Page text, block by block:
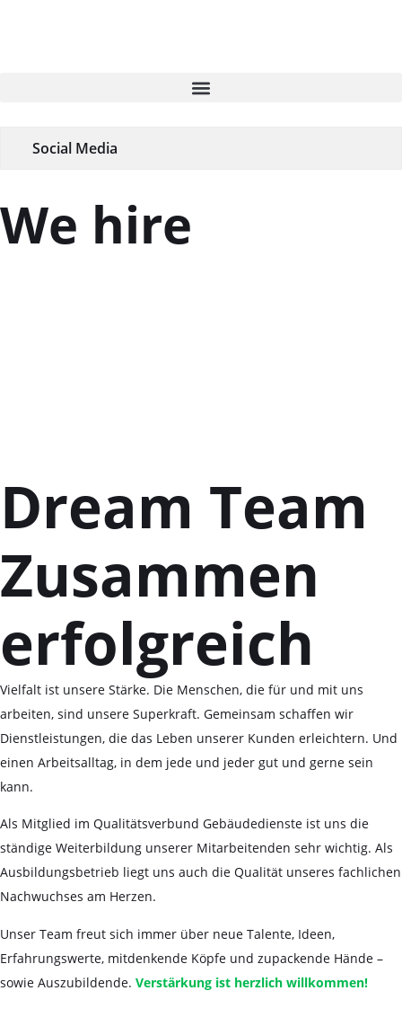
Social Media
We hire
Dream Team
Zusammen
erfolgreich
Vielfalt ist unsere Stärke. Die Menschen, die für und mit uns
arbeiten, sind unsere Superkraft. Gemeinsam schaffen wir
Dienstleistungen, die das Leben unserer Kunden erleichtern. Und
einen Arbeitsalltag, in dem jede und jeder gut und gerne sein
kann.
Als Mitglied im Qualitätsverbund Gebäudedienste ist uns die
ständige Weiterbildung unserer Mitarbeitenden sehr wichtig. Als
Ausbildungsbetrieb liegt uns auch die Qualität unseres fachlichen
Nachwuchses am Herzen.
Unser Team freut sich immer über neue Talente, Ideen,
Erfahrungswerte, mitdenkende Köpfe und zupackende Hände –
sowie Auszubildende. Verstärkung ist herzlich willkommen!